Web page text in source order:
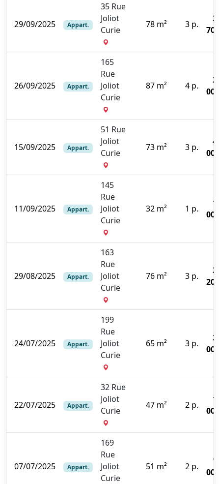
29/09/2025 Appart.
35 Rue
Joliot
Curie
78 m² 3 p.
26/09/2025 Appart.
165
Rue
Joliot
Curie
87 m² 4 p.
15/09/2025 Appart.
51 Rue
Joliot
Curie
73 m² 3 p.
11/09/2025 Appart.
145
Rue
Joliot
Curie
32 m² 1 p.
29/08/2025 Appart.
163
Rue
Joliot
Curie
76 m² 3 p.
24/07/2025 Appart.
199
Rue
Joliot
Curie
65 m² 3 p.
22/07/2025 Appart.
32 Rue
Joliot
Curie
47 m² 2 p.
07/07/2025 Appart.
169
Rue
Joliot
Curie
51 m² 2 p.